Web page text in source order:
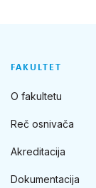
FAKULTET
O fakultetu
Reč osnivača
Akreditacija
Dokumentacija